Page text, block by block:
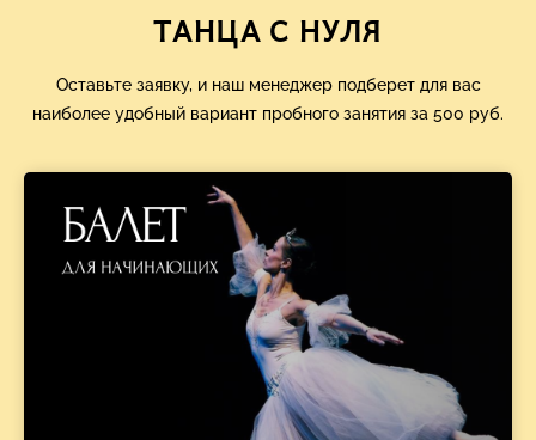
ТАНЦА С НУЛЯ
Оставьте заявку, и наш менеджер подберет для вас
наиболее удобный вариант пробного занятия за 500 руб.